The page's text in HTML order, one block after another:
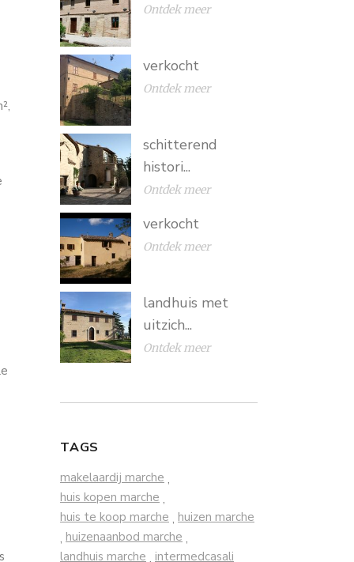
Ontdek meer
verkocht
Ontdek meer
schitterend
histori...
Ontdek meer
verkocht
Ontdek meer
landhuis met
uitzich...
Ontdek meer
TAGS
makelaardij marche ,
huis kopen marche ,
huis te koop marche , huizen marche
, huizenaanbod marche ,
landhuis marche , intermedcasali